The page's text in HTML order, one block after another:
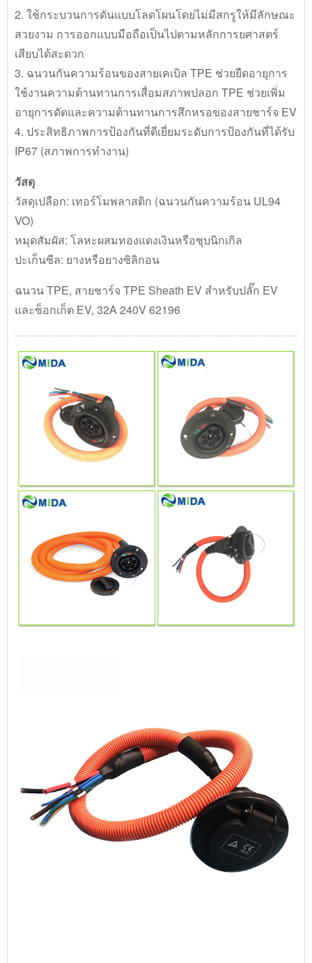
2. ใช้กระบวนการดันแบบโลดโผนโดยไม่มีสกรูให้มีลักษณะ
สวยงาม การออกแบบมือถือเป็นไปตามหลักการยศาสตร์
เสียบได้สะดวก
3. ฉนวนกันความร้อนของสายเคเบิล TPE ช่วยยืดอายุการ
ใช้งานความต้านทานการเสื่อมสภาพปลอก TPE ช่วยเพิ่ม
อายุการดัดและความต้านทานการสึกหรอของสายชาร์จ EV
4. ประสิทธิภาพการป้องกันที่ดีเยี่ยมระดับการป้องกันที่ได้รับ
IP67 (สภาพการทำงาน)
วัสดุ
วัสดุเปลือก: เทอร์โมพลาสติก (ฉนวนกันความร้อน UL94
VO)
หมุดสัมผัส: โลหะผสมทองแดงเงินหรือชุบนิกเกิล
ปะเก็นซีล: ยางหรือยางซิลิกอน
ฉนวน TPE, สายชาร์จ TPE Sheath EV สำหรับปลั๊ก EV
และซ็อกเก็ต EV, 32A 240V 62196